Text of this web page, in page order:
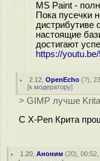
MS Paint -
Пока пусечки
дистрибутиве
настоящие
достигают
https://
2.12 ,OpenEcho (?),
[к модератору]
> GIMP лучше
С X-Pen Крита
1.20 ,Аноним (20),